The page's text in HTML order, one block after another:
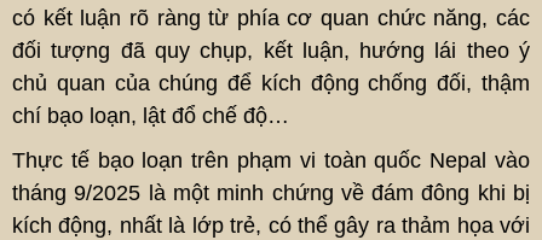
có kết luận rõ ràng từ phía cơ quan chức năng, các
đối tượng đã quy chụp, kết luận, hướng lái theo ý
chủ quan của chúng để kích động chống đối, thậm
chí bạo loạn, lật đổ chế độ…
Thực tế bạo loạn trên phạm vi toàn quốc Nepal vào
tháng 9/2025 là một minh chứng về đám đông khi bị
kích động, nhất là lớp trẻ, có thể gây ra thảm họa với